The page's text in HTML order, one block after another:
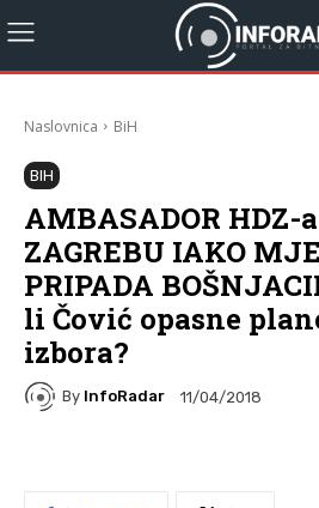
Naslovnica BiH
BIH
AMBASADOR HDZ-
ZAGREBU IAKO
PRIPADA
li Čović opasne
izbora?
By InfoRadar 11/04/2018